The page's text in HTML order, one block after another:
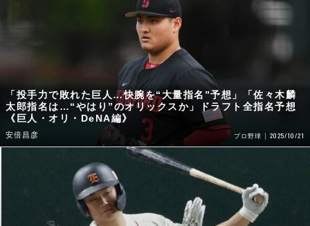
「投手力で敗れた巨人…快腕を“大量指名”予想」「佐々木麟
太郎指名は…“やはり”のオリックスか」ドラフト全指名予想
《巨人・オリ・DeNA編》
安倍昌彦 プロ野球 2025/10/21